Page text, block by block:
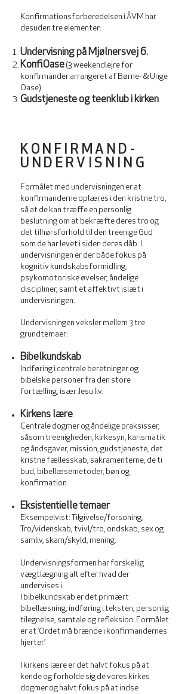
Konfirmationsforberedelsen i ÅVM har
desuden tre elementer:
Undervisning på Mjølnersvej 6.
KonfiOase (3 weekendlejre for
konfirmander arrangeret af Børne- & Unge
Oase).
Gudstjeneste og teenklub i kirken
KONFIRMAND-
UNDERVISNING
Formålet med undervisningen er at
konfirmanderne oplæres i den kristne tro,
så at de kan træffe en personlig
beslutning om at bekræfte deres tro og
det tilhørsforhold til den treenige Gud
som de har levet i siden deres dåb. I
undervisningen er der både fokus på
kognitiv kundskabsformidling,
psykomotoriske øvelser, åndelige
discipliner, samt et affektivt islæt i
undervisningen.
Undervisningen veksler mellem 3 tre
grundtemaer:
Bibelkundskab
Indføring i centrale beretninger og
bibelske personer fra den store
fortælling, især Jesu liv.
Kirkens lære
Centrale dogmer og åndelige praksisser,
såsom treenigheden, kirkesyn, karismatik
og åndsgaver, mission, gudstjeneste, det
kristne fællesskab, sakramenterne, de ti
bud, bibellæsemetoder, bøn og
konfirmation.
Eksistentielle temaer
Eksempelvist: Tilgivelse/forsoning,
Tro/videnskab, tvivl/tro, ondskab, sex og
samliv, skam/skyld, mening.
Undervisningsformen har forskellig
vægtlægning alt efter hvad der
undervises i.
I bibelkundskab er det primært
bibellæsning, indføring i teksten, personlig
tilegnelse, samtale og refleksion. Formålet
er at ’Ordet må brænde i konfirmandernes
hjerter’.
I kirkens lære er det halvt fokus på at
kende og forholde sig de vores kirkes
dogmer og halvt fokus på at indse